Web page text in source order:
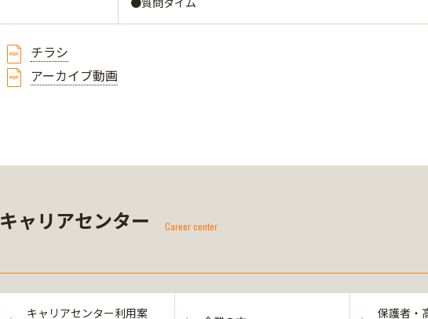
チラシ
アーカイブ動画
キャリアセンター Career center
キャリアセンター利用案
保護者・